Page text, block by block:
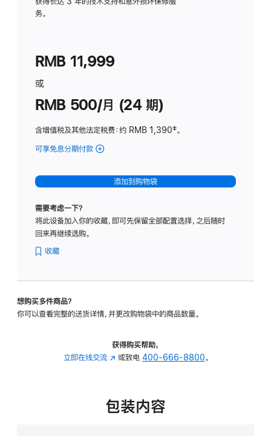
务。
RMB 11,999
或
RMB 500/月 (24 期)
含增值税及其他法定税费：约 RMB 1,390脚
‡。
可享免息分期付款 (Studio
-
标
璃
转
的
添加到购物袋
需要考虑一下？
将此设备加入你的收藏，即可先保留全部配置选择，之后随时
回来再继续选购。
收藏
想购买多件商品？
你可以查看完整的送货详情，并更改购物袋中的商品数量。
获得购买帮助，
立即在线交流 (在
中
或致电 400-666-8800。
包装内容